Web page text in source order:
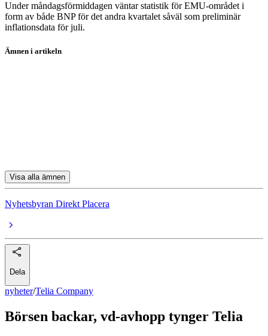
Under måndagsförmiddagen väntar statistik för EMU-området i
form av både BNP för det andra kvartalet såväl som preliminär
inflationsdata för juli.
Ämnen i artikeln
Visa alla ämnen
Nyhetsbyran Direkt Placera
Dela
nyheter/Telia Company
Börsen backar, vd-avhopp tynger Telia